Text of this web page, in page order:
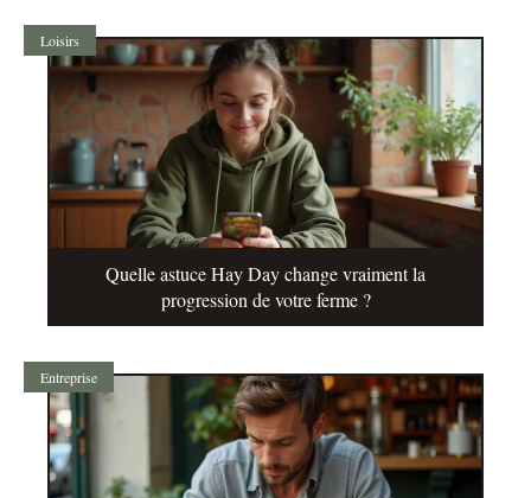
Loisirs
Quelle astuce Hay Day change vraiment la
progression de votre ferme ?
Entreprise